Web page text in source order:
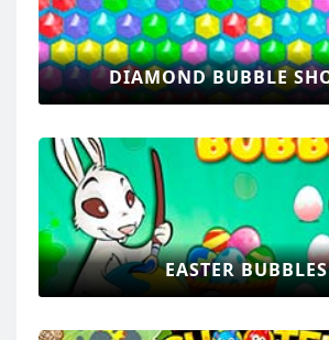
DIAMOND BUBBLE
EASTER BUBBLES